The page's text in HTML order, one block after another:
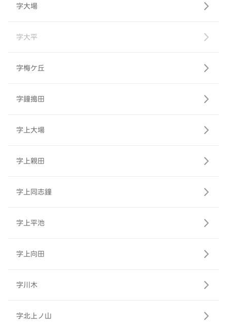
字大場
字大平
字梅ケ丘
字鐘搗田
字上大場
字上親田
字上同志鐘
字上平池
字上向田
字川木
字北上ノ山